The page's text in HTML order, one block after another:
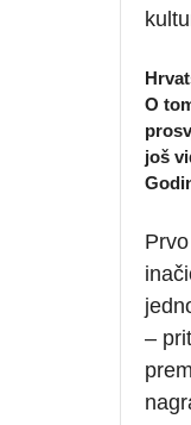
O
još
–